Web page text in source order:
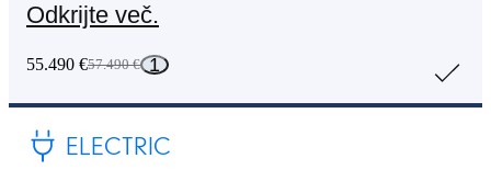
Odkrijte več.
55.490 €57.490 € 1
ELECTRIC